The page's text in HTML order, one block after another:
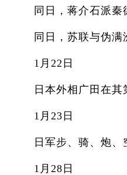
同日，蒋介石派秦德
同日，苏联与伪满洲
1月22日
日本外相广田在其第
1月23日
日军步、骑、炮、空
1月28日